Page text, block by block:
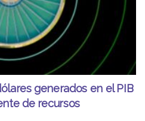
generados en el PIB
de recursos